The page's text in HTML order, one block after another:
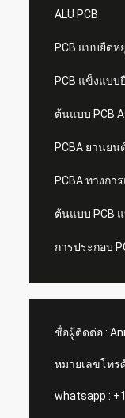
ALU PCB
PCB แบบยืดห
PCB แข็งแบ
ต้นแบบ PCB
PCBA ยานยน
PCBA ทางกา
ต้นแบบ PCB
การประกอบ
ชื่อผู้ติดต่อ :
หมายเลขโทร
whatsapp :